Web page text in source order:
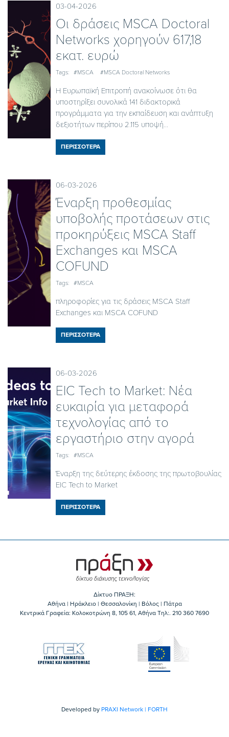
03-04-2026
Οι δράσεις MSCA Doctoral
Networks χορηγούν 617,18
εκατ. ευρώ
Tags: #MSCA #MSCA Doctoral Networks
Η Ευρωπαϊκή Επιτροπή ανακοίνωσε ότι θα
υποστηρίξει συνολικά 141 διδακτορικά
προγράμματα για την εκπαίδευση και ανάπτυξη
δεξιοτήτων περίπου 2.115 υποψή...
ΠΕΡΙΣΣΟΤΕΡΑ
06-03-2026
Έναρξη προθεσμίας
υποβολής προτάσεων στις
προκηρύξεις MSCA Staff
Exchanges και MSCA
COFUND
Tags: #MSCA
πληροφορίες για τις δράσεις MSCA Staff
Exchanges και MSCA COFUND
ΠΕΡΙΣΣΟΤΕΡΑ
06-03-2026
EIC Tech to Market: Νέα
ευκαιρία για μεταφορά
τεχνολογίας από το
εργαστήριο στην αγορά
Tags: #MSCA
Έναρξη της δεύτερης έκδοσης της πρωτοβουλίας
EIC Tech to Market
ΠΕΡΙΣΣΟΤΕΡΑ
Δίκτυο ΠΡΑΞΗ:
Αθήνα | Ηράκλειο | Θεσσαλονίκη | Βόλος | Πάτρα
Κεντρικά Γραφεία: Kολοκοτρώνη 8, 105 61, Αθήνα Τηλ:. 210 360 7690
Developed by PRAXI Network | FORTH